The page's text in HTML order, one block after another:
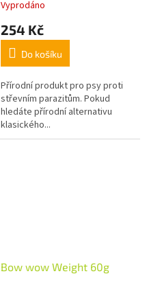
Vyprodáno
254 Kč
Do košíku
Přírodní produkt pro psy proti
střevním parazitům. Pokud
hledáte přírodní alternativu
klasického...
Bow wow Weight 60g